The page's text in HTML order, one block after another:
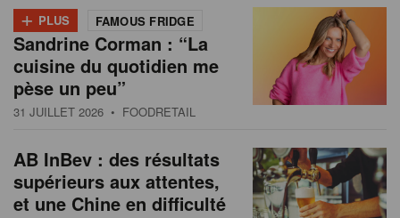
+ PLUS FAMOUS FRIDGE
Sandrine Corman : “La
cuisine du quotidien me
pèse un peu”
31 JUILLET 2026 • FOODRETAIL
AB InBev : des résultats
supérieurs aux attentes,
et une Chine en difficulté